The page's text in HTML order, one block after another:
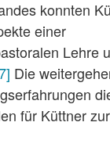
konnten
einer
Lehre
Die
für Küttner zur